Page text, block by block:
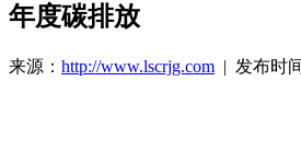
年度碳排放
来源： http://www.lscrjg.com | 发布时